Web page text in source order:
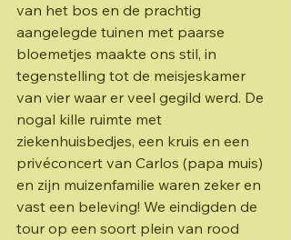
van het bos en de prachtig
aangelegde tuinen met paarse
bloemetjes maakte ons stil, in
tegenstelling tot de meisjeskamer
van vier waar er veel gegild werd. De
nogal kille ruimte met
ziekenhuisbedjes, een kruis en een
privéconcert van Carlos (papa muis)
en zijn muizenfamilie waren zeker en
vast een beleving! We eindigden de
tour op een soort plein van rood